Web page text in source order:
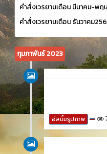
คำสั่งเวรยามเดือน มีนาคม-พ
คำสั่งเวรยามเดือน ธันวาคม
กุมภาพันธ์ 2023
อัลบั้มรูปภาพ